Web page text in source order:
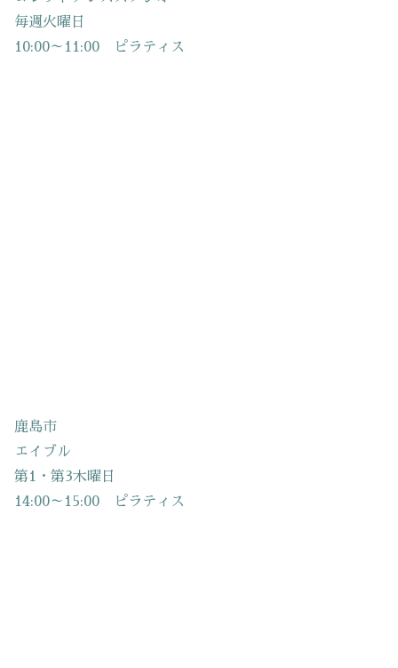
毎週火曜日
10:00～11:00 ピラティス
鹿島市
エイブル
第1・第3木曜日
14:00～15:00 ピラティス